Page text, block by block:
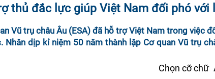
thủ đắc lực giúp Việt Nam đối phó với
Vũ trụ châu Âu (ESA) đã hỗ trợ Việt Nam trong việc
Nhân dịp kỉ niệm 50 năm thành lập Cơ quan Vũ trụ
Chọn cỡ chữ